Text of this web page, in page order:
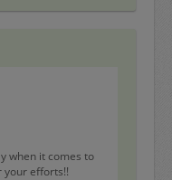
when it comes to
your efforts!!